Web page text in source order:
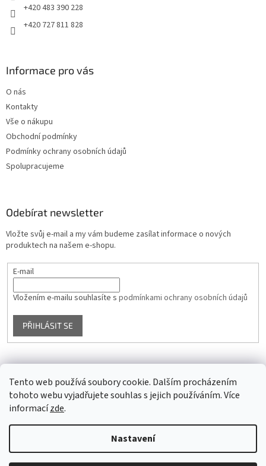
Tento web používá soubory cookie. Dalším procházením
tohoto webu vyjadřujete souhlas s jejich používáním. Více
informacízde.
Nastavení
+420 483 390 228
+420 727 811 828
Informace pro vás
O nás
Kontakty
Vše o nákupu
Obchodní podmínky
Podmínky ochrany osobních údajů
Spolupracujeme
Odebírat newsletter
Vložte svůj e-mail a my vám budeme zasílat informace o nových
produktech na našem e-shopu.
E-mail
Vložením e-mailu souhlasíte s podmínkami ochrany osobních údajů
PŘIHLÁSIT SE
Facebook